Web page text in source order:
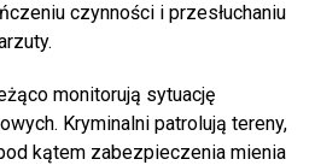
czynności i przesłuchaniu
monitorują sytuację
Kryminalni patrolują tereny,
kątem zabezpieczenia mienia